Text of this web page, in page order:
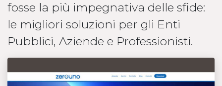
fosse la più impegnativa delle sfide:
le migliori soluzioni per gli Enti
Pubblici, Aziende e Professionisti.